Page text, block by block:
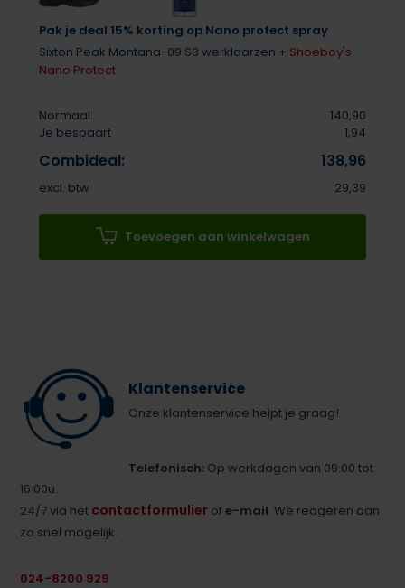
Pak je deal 15% korting op Nano protect spray
Sixton Peak Montana-09 S3 werklaarzen + Shoeboy's
Nano Protect
Normaal:
140,90
Je bespaart
1,94
Combideal: 138,96
excl. btw 29,39
Toevoegen aan winkelwagen
Klantenservice
Onze klantenservice helpt je graag!
Telefonisch: Op werkdagen van 09:00 tot
16:00u.
24/7 via het contactformulier ofe-mail. We reageren dan
zo snel mogelijk.
024-8200 929